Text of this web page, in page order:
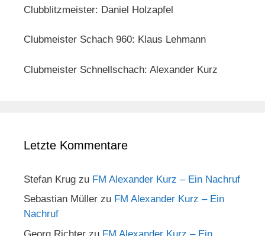
Clubblitzmeister: Daniel Holzapfel
Clubmeister Schach 960: Klaus Lehmann
Clubmeister Schnellschach: Alexander Kurz
Letzte Kommentare
Stefan Krug zu FM Alexander Kurz – Ein Nachruf
Sebastian Müller zu FM Alexander Kurz – Ein
Nachruf